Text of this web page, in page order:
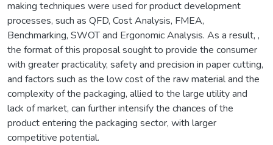
making techniques were used for product development
processes, such as QFD, Cost Analysis, FMEA,
Benchmarking, SWOT and Ergonomic Analysis. As a result, ,
the format of this proposal sought to provide the consumer
with greater practicality, safety and precision in paper cutting,
and factors such as the low cost of the raw material and the
complexity of the packaging, allied to the large utility and
lack of market, can further intensify the chances of the
product entering the packaging sector, with larger
competitive potential.